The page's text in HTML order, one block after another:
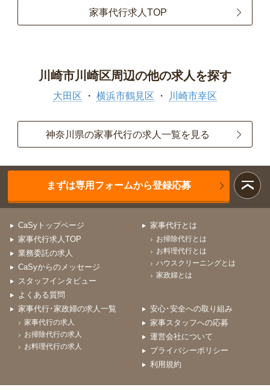
家事代行求人TOP
川崎市川崎区周辺の他の求人を探す
大田区 横浜市鶴見区 川崎市幸区
神奈川県の家事代行の求人一覧を見る
まずは専用フォームから登録応募
CaSyトップページ
家事代行求人TOP
業務委託の求人
CaSyからのメッセージ
スタッフインタビュー
よくある質問
家事代行とは
お掃除代行とは
お料理代行とは
ハウスクリーニングとは
家政婦とは
家事代行･家政婦の求人一覧
家事代行の求人
お掃除代行の求人
お料理代行の求人
安心･安全への取り組み
家事スタッフへの応募
運営会社について
プライバシーポリシー
利用規約